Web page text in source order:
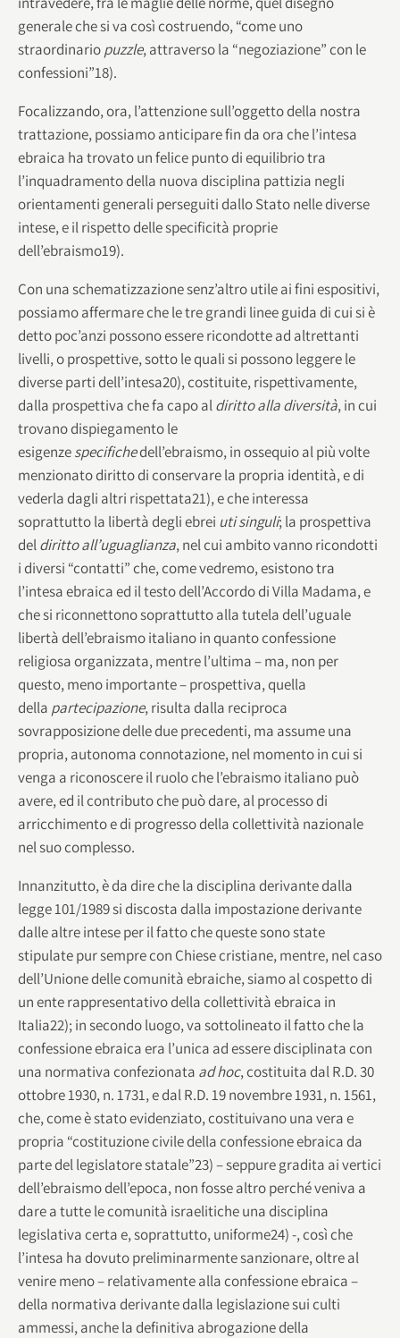
generale che si va così costruendo, “come uno
straordinariopuzzle, attraverso la “negoziazione” con le
confessioni”18).
Focalizzando, ora, l’attenzione sull’oggetto della nostra
trattazione, possiamo anticipare fin da ora che l’intesa
ebraica ha trovato un felice punto di equilibrio tra
l’inquadramento della nuova disciplina pattizia negli
orientamenti generali perseguiti dallo Stato nelle diverse
intese, e il rispetto delle specificità proprie
dell’ebraismo19).
Con una schematizzazione senz’altro utile ai fini espositivi,
possiamo affermare che le tre grandi linee guida di cui si è
detto poc’anzi possono essere ricondotte ad altrettanti
livelli, o prospettive, sotto le quali si possono leggere le
diverse parti dell’intesa20), costituite, rispettivamente,
dalla prospettiva che fa capo aldiritto alla diversità, in cui
trovano dispiegamento le
esigenzespecifichedell’ebraismo, in ossequio al più volte
menzionato diritto di conservare la propria identità, e di
vederla dagli altri rispettata21), e che interessa
soprattutto la libertà degli ebrei uti singuli; la prospettiva
deldiritto all’uguaglianza, nel cui ambito vanno ricondotti
i diversi “contatti” che, come vedremo, esistono tra
l’intesa ebraica ed il testo dell’Accordo di Villa Madama, e
che si riconnettono soprattutto alla tutela dell’uguale
libertà dell’ebraismo italiano in quanto confessione
religiosa organizzata, mentre l’ultima – ma, non per
questo, meno importante – prospettiva, quella
della partecipazione, risulta dalla reciproca
sovrapposizione delle due precedenti, ma assume una
propria, autonoma connotazione, nel momento in cui si
venga a riconoscere il ruolo che l’ebraismo italiano può
avere, ed il contributo che può dare, al processo di
arricchimento e di progresso della collettività nazionale
nel suo complesso.
Innanzitutto, è da dire che la disciplina derivante dalla
legge 101/1989 si discosta dalla impostazione derivante
dalle altre intese per il fatto che queste sono state
stipulate pur sempre con Chiese cristiane, mentre, nel caso
dell’Unione delle comunità ebraiche, siamo al cospetto di
un ente rappresentativo della collettività ebraica in
Italia22); in secondo luogo, va sottolineato il fatto che la
confessione ebraica era l’unica ad essere disciplinata con
una normativa confezionata ad hoc, costituita dal R.D. 30
ottobre 1930, n. 1731, e dal R.D. 19 novembre 1931, n. 1561,
che, come è stato evidenziato, costituivano una vera e
propria “costituzione civile della confessione ebraica da
parte del legislatore statale”23) – seppure gradita ai vertici
dell’ebraismo dell’epoca, non fosse altro perché veniva a
dare a tutte le comunità israelitiche una disciplina
legislativa certa e, soprattutto, uniforme24) -, così che
l’intesa ha dovuto preliminarmente sanzionare, oltre al
venire meno – relativamente alla confessione ebraica –
della normativa derivante dalla legislazione sui culti
ammessi, anche la definitiva abrogazione della